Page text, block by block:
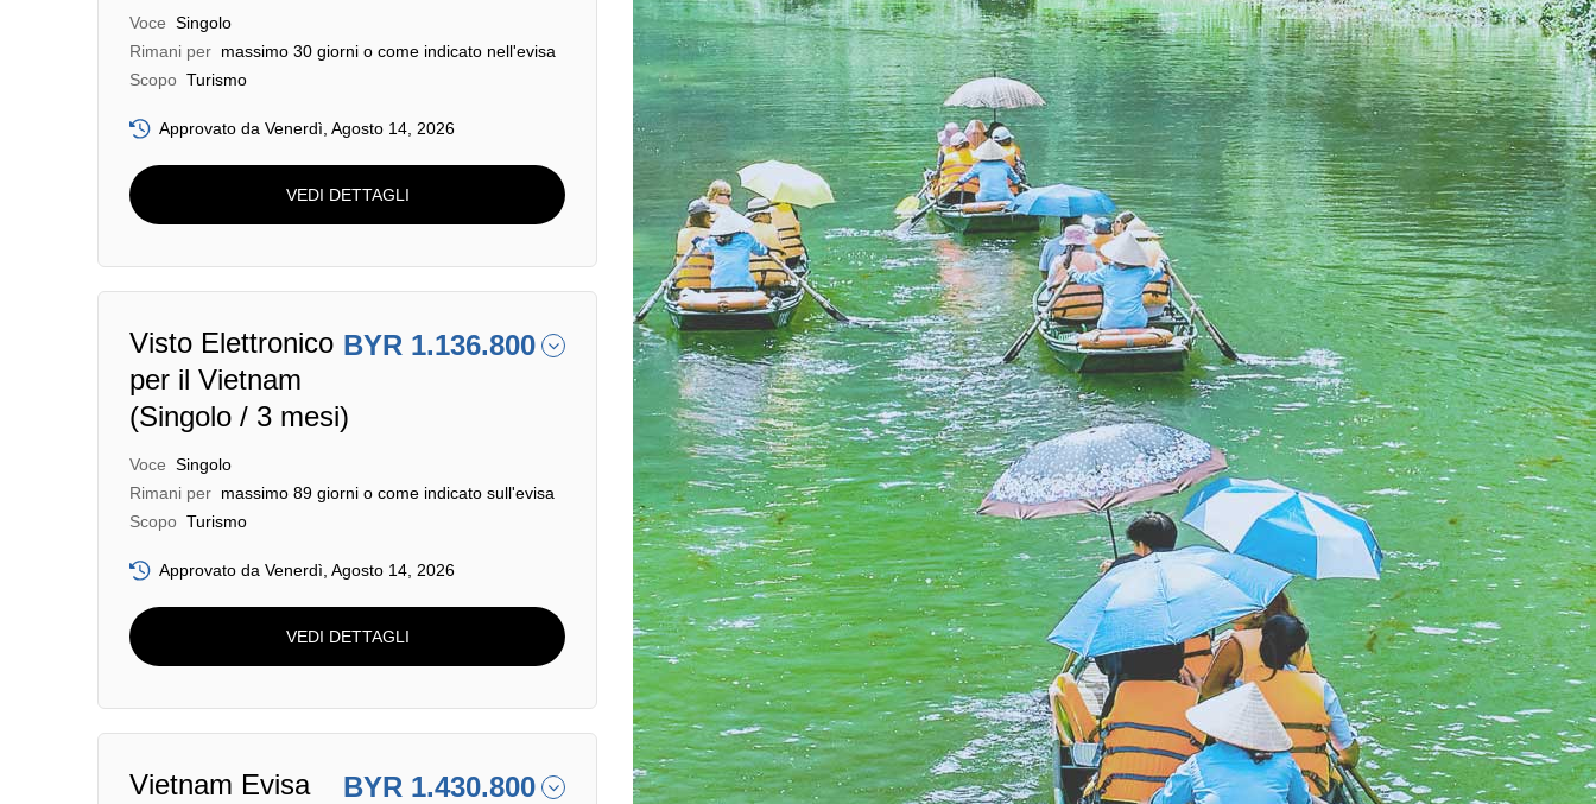
Voce Singolo
Rimani per massimo 30 giorni o come indicato nell'evisa
Scopo Turismo
Approvato da Venerdì, Agosto 14, 2026
VEDI DETTAGLI
Visto Elettronico
per il Vietnam
(Singolo / 3 mesi)
BYR 1.136.800
Voce Singolo
Rimani per massimo 89 giorni o come indicato sull'evisa
Scopo Turismo
Approvato da Venerdì, Agosto 14, 2026
VEDI DETTAGLI
Vietnam Evisa
BYR 1.430.800